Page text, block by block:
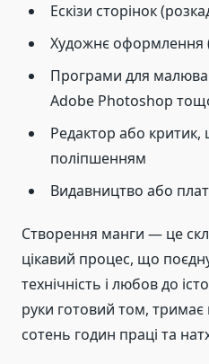
Ескізи сторінок
Художнє оформлення
Програми для
Adobe Photoshop
Редактор або
поліпшенням
Видавництво або
Створення манги — це
цікавий процес, що
технічність і любов до
руки готовий том, тримає
сотень годин праці та